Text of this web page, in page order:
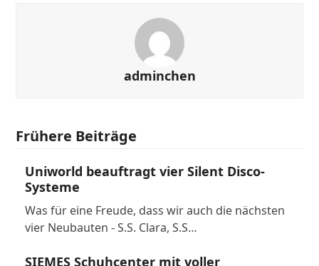
adminchen
Frühere Beiträge
Uniworld beauftragt vier Silent Disco-
Systeme
Was für eine Freude, dass wir auch die nächsten
vier Neubauten - S.S. Clara, S.S…
SIEMES Schuhcenter mit voller